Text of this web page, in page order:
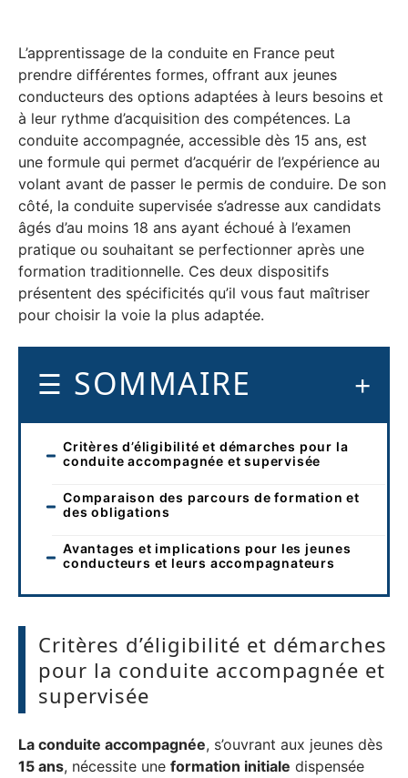
L’apprentissage de la conduite en France peut
prendre différentes formes, offrant aux jeunes
conducteurs des options adaptées à leurs besoins et
à leur rythme d’acquisition des compétences. La
conduite accompagnée, accessible dès 15 ans, est
une formule qui permet d’acquérir de l’expérience au
volant avant de passer le permis de conduire. De son
côté, la conduite supervisée s’adresse aux candidats
âgés d’au moins 18 ans ayant échoué à l’examen
pratique ou souhaitant se perfectionner après une
formation traditionnelle. Ces deux dispositifs
présentent des spécificités qu’il vous faut maîtriser
pour choisir la voie la plus adaptée.
SOMMAIRE
Critères d’éligibilité et démarches pour la
conduite accompagnée et supervisée
Comparaison des parcours de formation et
des obligations
Avantages et implications pour les jeunes
conducteurs et leurs accompagnateurs
Critères d’éligibilité et démarches
pour la conduite accompagnée et
supervisée
La conduite accompagnée, s’ouvrant aux jeunes dès
15 ans, nécessite une formation initiale dispensée